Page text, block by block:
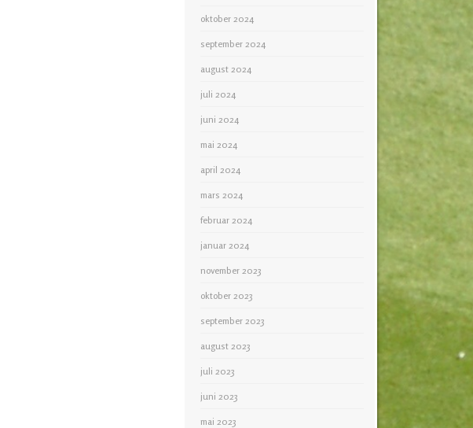
oktober 2024
september 2024
august 2024
juli 2024
juni 2024
mai 2024
april 2024
mars 2024
februar 2024
januar 2024
november 2023
oktober 2023
september 2023
august 2023
juli 2023
juni 2023
mai 2023